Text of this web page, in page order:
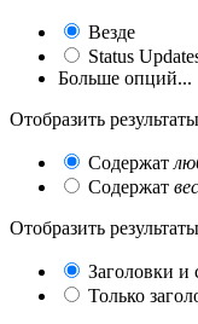
Везде
Status
Больше опций...
Отобразить
Содержат
Содержат
Отобразить
Заголовки и
Только